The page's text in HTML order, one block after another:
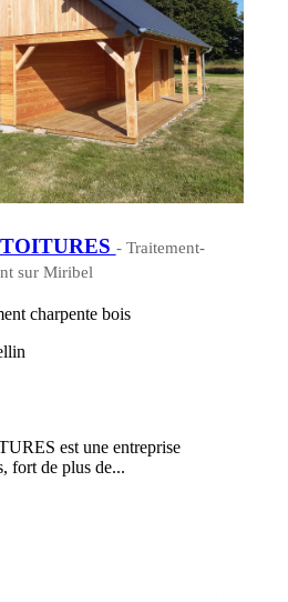
- Traitement-
sur Miribel
charpente bois
est une entreprise
fort de plus de...